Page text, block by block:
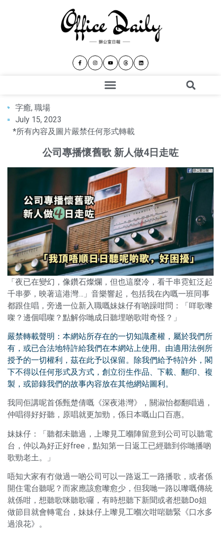
字癒, 職場
July 15, 2023
*所有內容及圖片嚴禁任何形式轉載
公司專播懷舊歌 新人做4日走咗
「夜已在變幻，像鑽石燦爛，但也這麼冷，看千串霓虹泛起
千串夢，映著這港灣…」音樂響起，包括我在內嘅一班同事
都跟住唱，旁邊一位新入職嘅妹妹仔有啲躁咁問：「咩歌嚟
㗎？邊個唱㗎？點解你哋成日聽埋啲歌咁奇怪？」
嚴禁轉載聲明：本網站所存在的一切知識產權，屬於我們所
有，或已合法地特許給我們在本網站上使用。由適用法例所
授予的一切權利，茲在此予以保留。除我們給予特許外，閣
下不得以任何形式及方式，創立衍生作品、下載、翻印、複
製，或節錄我們的故事內容放在其他網站圖利。
我同佢講呢首係甄楚倩嘅《深夜港灣》，關淑怡都翻唱過，
仲唱得好好聽，原唱就更加勁，係日本嘅山口百惠。
妹妹仔：「聽都未聽過，上嚟見工嗰陣留意到公司可以聽電
台，仲以為好正好free，點知第一日返工已經聽到你哋播啲
歌勁老土。」
唔知大家有冇做過一啲公司可以一路返工一路播歌，或者係
開住電台聽呢？而家應該愈嚟愈少，但我哋一路以嚟嘅傳統
就係咁，想聽歌咪聽歌囉，有時想聽下新聞或者想聽Do姐
做節目就會轉電台，妹妹仔上嚟見工嗰次咁啱聽緊《口水多
過浪花》。